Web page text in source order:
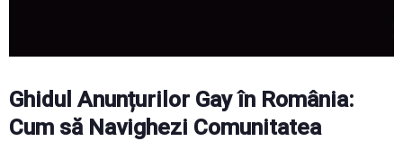
Ghidul Anunțurilor Gay în România:
Cum să Navighezi Comunitatea